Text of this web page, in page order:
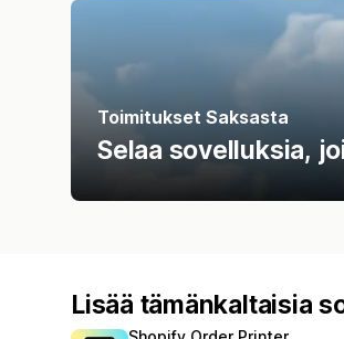
Toimitukset Saksasta
Selaa sovelluksia,
Lisää tämänkaltaisia